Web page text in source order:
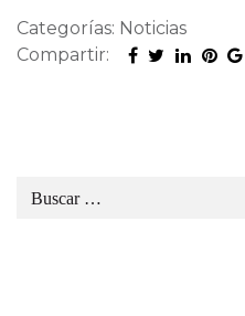
Categorías: Noticias
Compartir: